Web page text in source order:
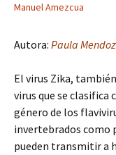
Manuel Amezcua
Autora: Paula
El virus Zika,
virus que se
género de los
invertebrados como
pueden transmitir a